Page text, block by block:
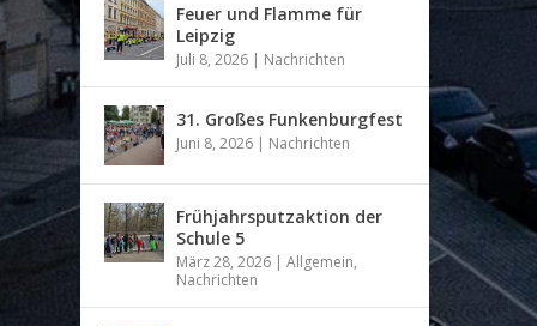
Feuer und Flamme für
Leipzig
Juli 8, 2026 | Nachrichten
31. Großes Funkenburgfest
Juni 8, 2026 | Nachrichten
Frühjahrsputzaktion der
Schule 5
März 28, 2026 |Allgemein,
Nachrichten